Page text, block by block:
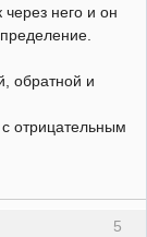
через него и он
обратной и
отрицательным
5